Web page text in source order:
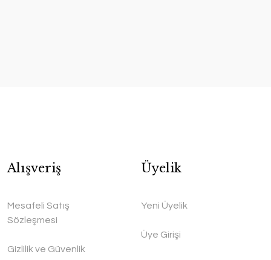
Alışveriş
Mesafeli Satış
Sözleşmesi
Gizlilik ve Güvenlik
Üyelik
Yeni Üyelik
Üye Girişi